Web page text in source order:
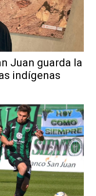
Juan guarda la
indígenas